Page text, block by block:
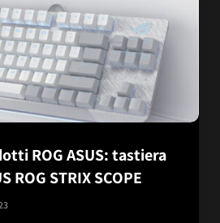
ROG ASUS: tastiera
ROG STRIX SCOPE